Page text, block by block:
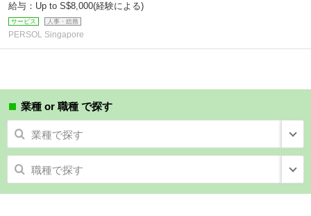
給与：Up to S$8,000(経験による)
サービス 人事・総務
PERSOL Singapore
業種 or 職種 で探す
業種で探す
職種で探す